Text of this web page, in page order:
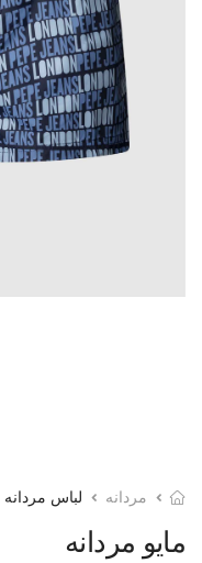
مردانه لباس مردانه
مایو مردانه